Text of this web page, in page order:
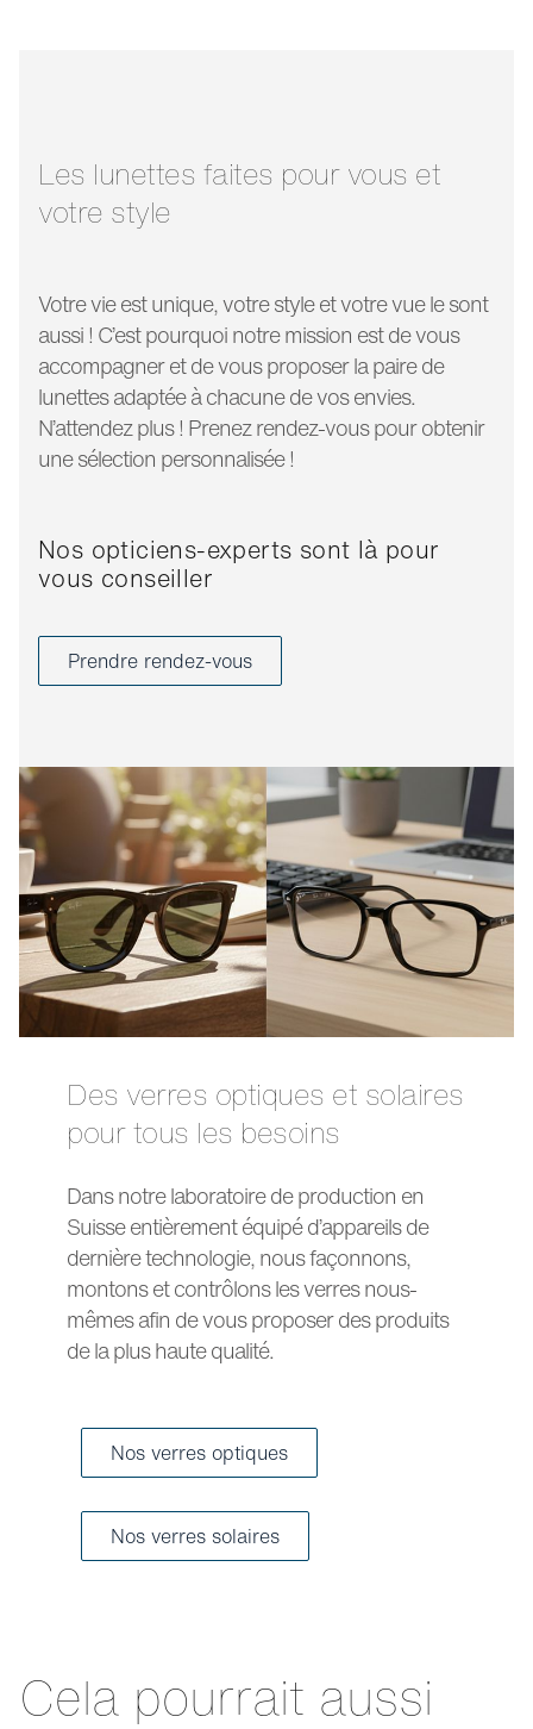
branche:
Les lunettes faites pour vous et
votre style
Votre vie est unique, votre style et votre vue le sont
aussi ! C’est pourquoi notre mission est de vous
accompagner et de vous proposer la paire de
lunettes adaptée à chacune de vos envies.
N’attendez plus ! Prenez rendez-vous pour obtenir
une sélection personnalisée !
Nos opticiens-experts sont là pour
vous conseiller
Prendre rendez-vous
Des verres optiques et solaires
pour tous les besoins
Dans notre laboratoire de production en
Suisse entièrement équipé d’appareils de
dernière technologie, nous façonnons,
montons et contrôlons les verres nous-
mêmes afin de vous proposer des produits
de la plus haute qualité.
Nos verres optiques
Nos verres solaires
Cela pourrait aussi